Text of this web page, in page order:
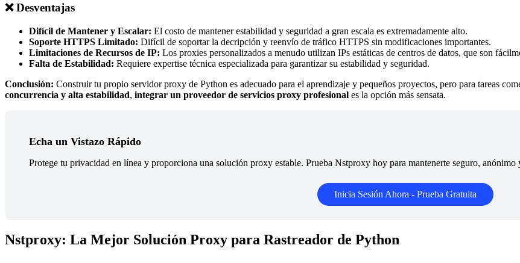
❌ Desventajas
Difícil de Mantener y Escalar: El costo de mantener estabilidad y seguridad a gran escala es extremadamente alto.
Soporte HTTPS Limitado: Difícil de soportar la decripción y reenvío de tráfico HTTPS sin modificaciones importantes.
Limitaciones de Recursos de IP: Los proxies personalizados a menudo utilizan IPs estáticas de centros de datos, que son
Falta de Estabilidad: Requiere expertise técnica especializada para garantizar su estabilidad y seguridad.
Conclusión: Construir tu propio servidor proxy de Python es adecuado para el aprendizaje y pequeños proyectos, pero para tareas
concurrencia y alta estabilidad, integrar un proveedor de servicios proxy profesional es la opción más sensata.
Echa un Vistazo Rápido
Protege tu privacidad en línea y proporciona una solución proxy estable. Prueba Nstproxy hoy para mantenerte seguro,
Inicia Sesión Ahora - Prueba Gratuita
Nstproxy: La Mejor Solución Proxy para Rastreador de Python